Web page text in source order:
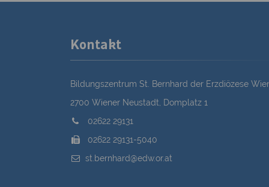
Kontakt
Bildungszentrum St. Bernhard der Erzdiözese
2700 Wiener Neustadt, Domplatz 1
02622 29131
02622 29131-5040
st.bernhard@edw.or.at